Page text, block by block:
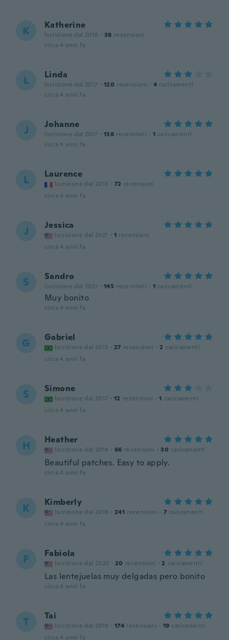
K Katherine
Iscrizione dal 2018 · 38 recensioni
circa 4 anni fa
L Linda
Iscrizione dal 2017 · 120 recensioni · 4 caricamenti
circa 4 anni fa
J Johanne
Iscrizione dal 2017 · 138 recensioni · 1 caricamenti
circa 4 anni fa
L Laurence
Iscrizione dal 2015 · 72 recensioni
circa 4 anni fa
J Jessica
Iscrizione dal 2021 · 1 recensioni
circa 4 anni fa
S Sandro
Iscrizione dal 2021 · 145 recensioni · 1 caricamenti
Muy bonito
circa 4 anni fa
G Gabriel
Iscrizione dal 2013 · 27 recensioni · 2 caricamenti
circa 4 anni fa
S Simone
Iscrizione dal 2017 · 12 recensioni · 1 caricamenti
circa 4 anni fa
H Heather
Iscrizione dal 2014 · 66 recensioni · 30 caricamenti
Beautiful patches. Easy to apply.
circa 4 anni fa
K Kimberly
Iscrizione dal 2018 · 241 recensioni · 7 caricamenti
circa 4 anni fa
F Fabiola
Iscrizione dal 2020 · 20 recensioni · 2 caricamenti
Las lentejuelas muy delgadas pero bonito
circa 4 anni fa
T Tai
Iscrizione dal 2019 · 174 recensioni · 19 caricamenti
circa 4 anni fa